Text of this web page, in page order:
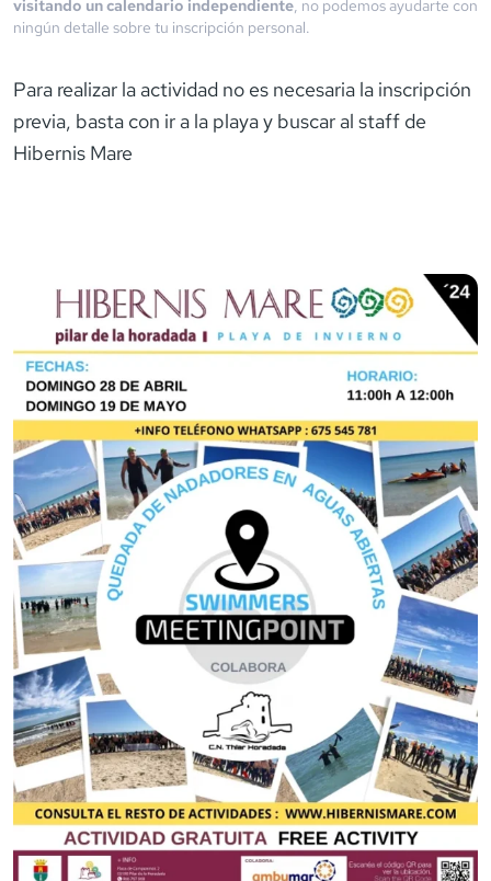
visitando un calendario independiente, no podemos ayudarte con
ningún detalle sobre tu inscripción personal.
Para realizar la actividad no es necesaria la inscripción
previa, basta con ir a la playa y buscar al staff de
Hibernis Mare